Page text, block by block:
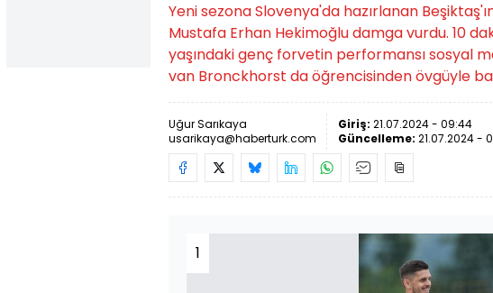
Yeni sezona Slovenya'da hazırlanan
Mustafa Erhan Hekimoğlu damga vurdu. 10
yaşındaki genç forvetin performansı sosyal
van Bronckhorst da öğrencisinden övgüyle
Uğur Sarıkaya
usarikaya@haberturk.com
Giriş: 21.07.2024 - 09:44
Güncelleme: 21.07.2024 -
1